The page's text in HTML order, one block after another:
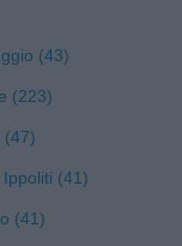
(43)
(223)
(47)
(41)
(41)